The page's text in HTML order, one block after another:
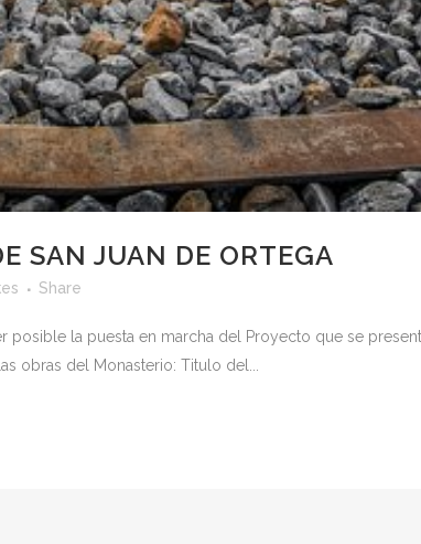
SAN JUAN DE ORTEGA
Share
posible la puesta en marcha del Proyecto que se
obras del Monasterio: Titulo del...